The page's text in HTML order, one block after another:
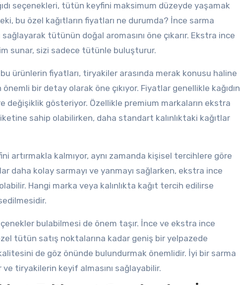
seçenekleri, tütün keyfini maksimum düzeyde yaşamak
bu özel kağıtların fiyatları ne durumda? İnce sarma
tütünün doğal aromasını öne çıkarır. Ekstra ince
sunar, sizi sadece tütünle buluşturur.
ürünlerin fiyatları, tiryakiler arasında merak konusu haline
bir detay olarak öne çıkıyor. Fiyatlar genellikle kağıdın
değişiklik gösteriyor. Özellikle premium markaların ekstra
sahip olabilirken, daha standart kalınlıktaki kağıtlar
artırmakla kalmıyor, aynı zamanda kişisel tercihlere göre
daha kolay sarmayı ve yanmayı sağlarken, ekstra ince
Hangi marka veya kalınlıkta kağıt tercih edilirse
bulabilmesi de önem taşır. İnce ve ekstra ince
tütün satış noktalarına kadar geniş bir yelpazede
de göz önünde bulundurmak önemlidir. İyi bir sarma
tiryakilerin keyif almasını sağlayabilir.